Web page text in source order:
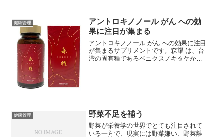
健康管理
アントロキノノール がん への効
果に注目が集まる
アントロキノノール がん への効果に注目
が集まるサプリメントです。森耀 は、台
湾の固有種であるベニクスノキタケから
健康管理 野菜不足を補う
野菜が栄養学の世界でとても注目されて
いる一方で、現実には野菜嫌い、野菜離